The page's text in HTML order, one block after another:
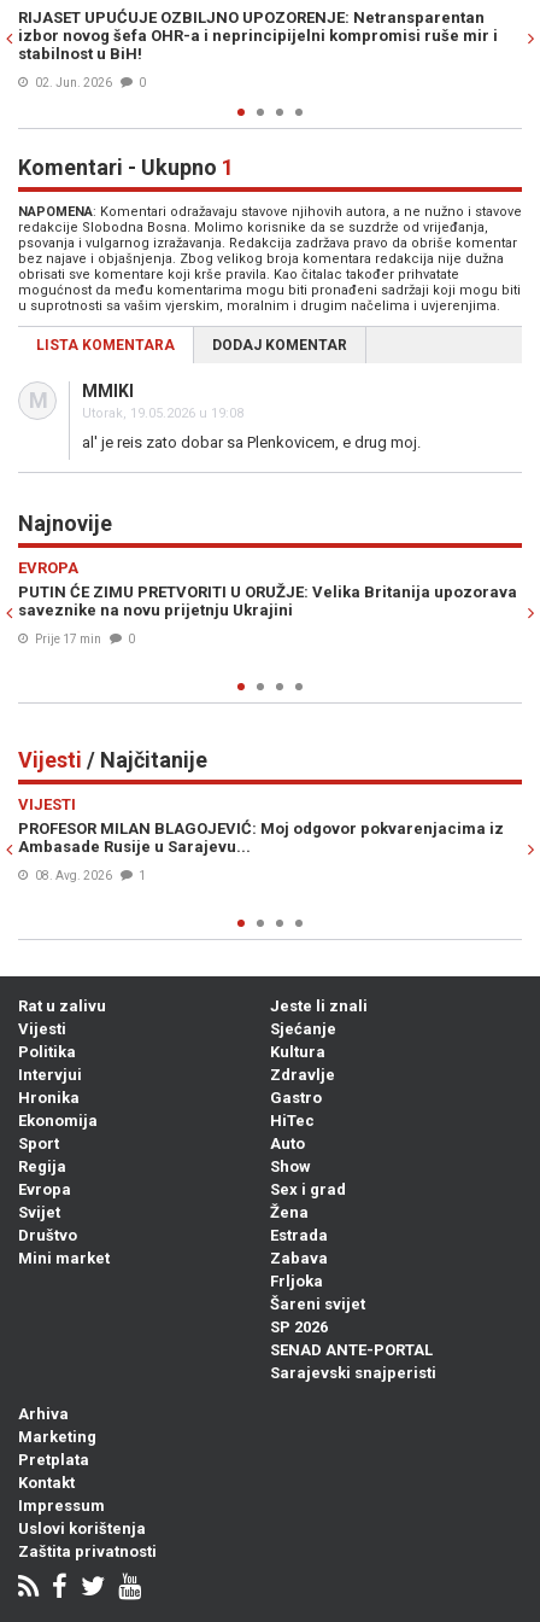
mir i
BIRA SE NOVI REIS: Birat će se između najmanje dva
tajnim glasanjem
Komentari - Ukupno 1
NAPOMENA: Komentari odražavaju stavove njihovih autora, a ne nužno i stavove
redakcije Slobodna Bosna. Molimo korisnike da se suzdrže od vrijeđanja,
psovanja i vulgarnog izražavanja. Redakcija zadržava pravo da obriše komentar
bez najave i objašnjenja. Zbog velikog broja komentara redakcija nije dužna
obrisati sve komentare koji krše pravila. Kao čitalac također prihvatate
mogućnost da među komentarima mogu biti pronađeni sadržaji koji mogu biti
u suprotnosti sa vašim vjerskim, moralnim i drugim načelima i uvjerenjima.
LISTA KOMENTARA DODAJ KOMENTAR
M MMIKI
Utorak, 19.05.2026 u 19:08
al' je reis zato dobar sa Plenkovicem, e drug moj.
Najnovije
upozorava SELAK RASPUDIĆ ŽESTOKO UDARILA NA PLENKOVIĆA:
trenutak kada cijela Vlada treba pasti!"
Prije 28 min
Vijesti / Najčitanije
iz
ŠOK NA GRANICI: Ponesete li ovo voće u Hrvatsku,
kazna od nevjerovatnih 13.000 eura
07. Avg. 2026
Rat u zalivu
Vijesti
Politika
Intervjui
Hronika
Ekonomija
Sport
Regija
Evropa
Svijet
Društvo
Mini market
Jeste li znali
Sjećanje
Kultura
Zdravlje
Gastro
HiTec
Auto
Show
Sex i grad
Žena
Estrada
Zabava
Frljoka
Šareni svijet
SP 2026
SENAD ANTE-PORTAL
Sarajevski snajperisti
Arhiva
Marketing
Pretplata
Kontakt
Impressum
Uslovi korištenja
Zaštita privatnosti